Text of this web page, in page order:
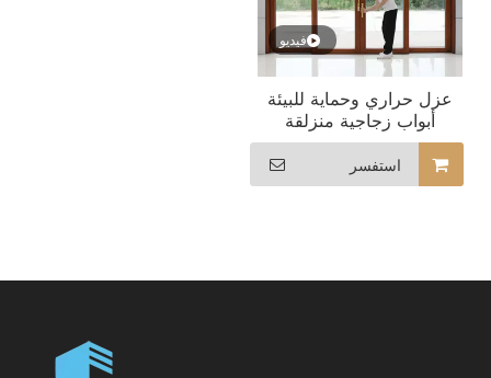
فيديو
عزل حراري وحماية للبيئة
أبواب زجاجية منزلقة
مصنوعة من الخشب
والألومنيوم
استفسر